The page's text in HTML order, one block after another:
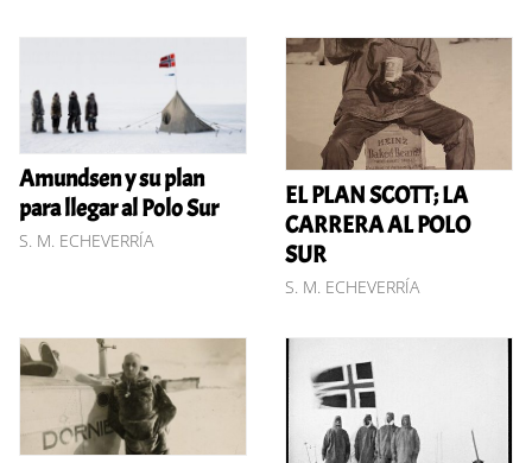
Amundsen y su plan
para llegar al Polo Sur
S. M. ECHEVERRÍA
EL PLAN SCOTT; LA
CARRERA AL POLO
SUR
S. M. ECHEVERRÍA